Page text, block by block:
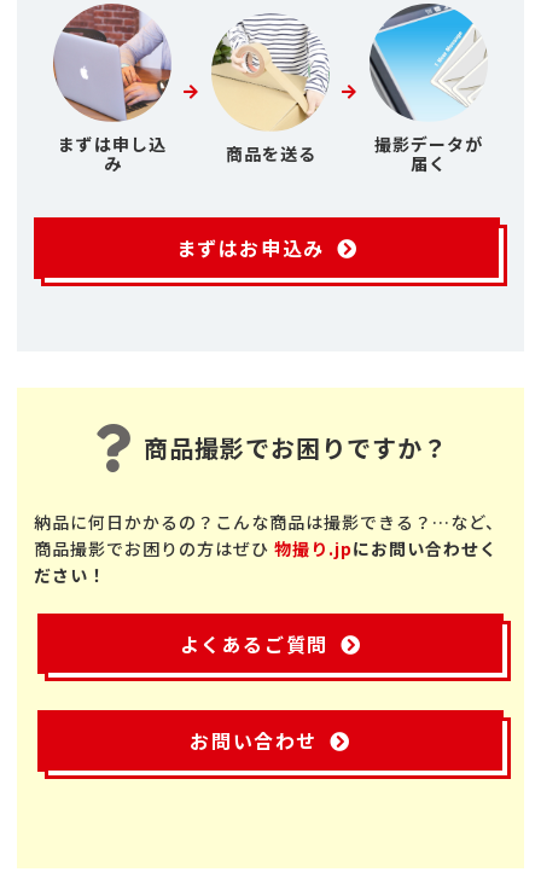
まずは申し込
み
商品を送る
撮影データが
届く
まずはお申込み
商品撮影でお困りですか？
納品に何日かかるの？こんな商品は撮影できる？…など、
商品撮影でお困りの方はぜひ 物撮り.jpにお問い合わせく
ださい！
よくあるご質問
お問い合わせ